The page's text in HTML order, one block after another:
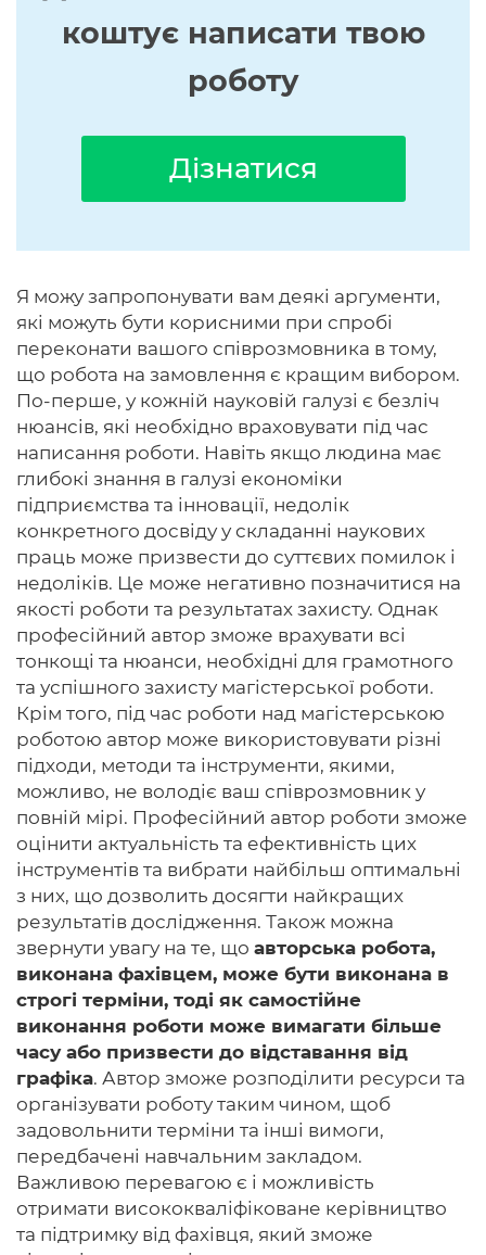
коштує написати твою
роботу
Дізнатися
Я можу запропонувати вам деякі аргументи,
які можуть бути корисними при спробі
переконати вашого співрозмовника в тому,
що робота на замовлення є кращим вибором.
По-перше, у кожній науковій галузі є безліч
нюансів, які необхідно враховувати під час
написання роботи. Навіть якщо людина має
глибокі знання в галузі економіки
підприємства та інновації, недолік
конкретного досвіду у складанні наукових
праць може призвести до суттєвих помилок і
недоліків. Це може негативно позначитися на
якості роботи та результатах захисту. Однак
професійний автор зможе врахувати всі
тонкощі та нюанси, необхідні для грамотного
та успішного захисту магістерської роботи.
Крім того, під час роботи над магістерською
роботою автор може використовувати різні
підходи, методи та інструменти, якими,
можливо, не володіє ваш співрозмовник у
повній мірі. Професійний автор роботи зможе
оцінити актуальність та ефективність цих
інструментів та вибрати найбільш оптимальні
з них, що дозволить досягти найкращих
результатів дослідження. Також можна
звернути увагу на те, що авторська робота,
виконана фахівцем, може бути виконана в
строгі терміни, тоді як самостійне
виконання роботи може вимагати більше
часу або призвести до відставання від
графіка. Автор зможе розподілити ресурси та
організувати роботу таким чином, щоб
задовольнити терміни та інші вимоги,
передбачені навчальним закладом.
Важливою перевагою є і можливість
отримати висококваліфіковане керівництво
та підтримку від фахівця, який зможе